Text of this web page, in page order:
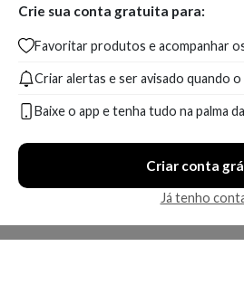
Espuma Facial de Limpeza
g
A partir de:
R$
Até:
R$
75,99
Compare
Crie sua conta gratuita para:
Favoritar produtos e acompanhar
Criar alertas e ser avisado quando
Baixe o app e tenha tudo na palma
Criar conta
Já tenho